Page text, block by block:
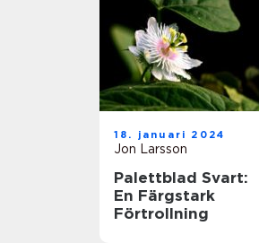
18. januari 2024
Jon Larsson
Palettblad Svart:
En Färgstark
Förtrollning